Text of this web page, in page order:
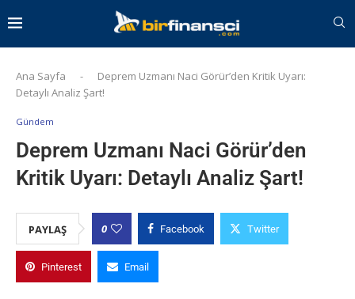
Ana Sayfa -
Deprem Uzmanı Naci Görür’den Kritik Uyarı:
Detaylı Analiz Şart!
Gündem
Deprem Uzmanı Naci Görür’den
Kritik Uyarı: Detaylı Analiz Şart!
PAYLAŞ 0 Facebook Twitter
Pinterest Email